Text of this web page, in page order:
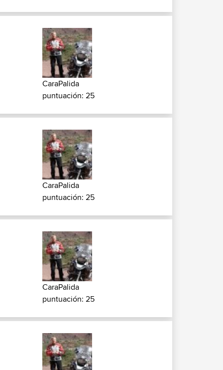
CaraPalida
puntuación: 25
CaraPalida
puntuación: 25
CaraPalida
puntuación: 25